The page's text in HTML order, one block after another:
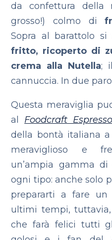
da confettura della
grosso!) colmo di
Sopra al barattolo si
fritto, ricoperto di
crema alla Nutella;
cannuccia. In due
Questa meraviglia
al Foodcraft
della bontà italiana a
meraviglioso e
un’ampia gamma
ogni tipo: anche solo
prepararti a fare un
ultimi tempi,
che farà felici tutti